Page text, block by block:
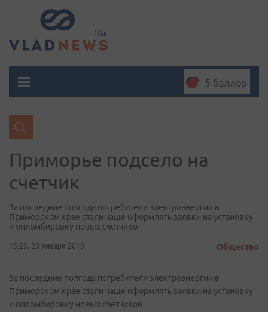
5 баллов
Приморье подсело на
счетчик
За последние полгода потребители электроэнергии в
Приморском крае стали чаще оформлять заявки на установку
и опломбировку новых счетчико
15:25, 20 января 2010 Общество
За последние полгода потребители электроэнергии в
Приморском крае стали чаще оформлять заявки на установку
и опломбировку новых счетчиков